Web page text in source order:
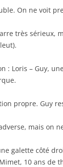
On ne voit
très sérieux,
: Loris – Guy,
propre. Guy
mais on
galette côté
10 ans de